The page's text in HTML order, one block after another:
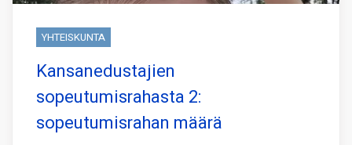
YHTEISKUNTA
Kansanedustajien
sopeutumisrahasta 2:
sopeutumisrahan määrä